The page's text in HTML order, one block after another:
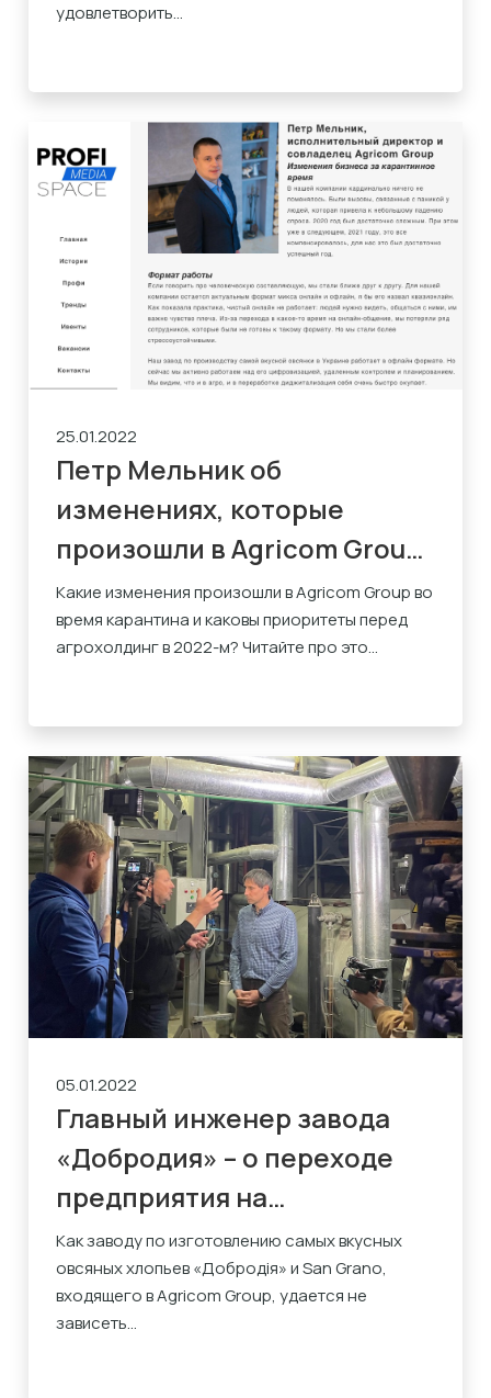
удовлетворить...
25.01.2022
Петр Мельник об
изменениях, которые
произошли в Agricom Group
во время карантина
Какие изменения произошли в Agricom Group во
время карантина и каковы приоритеты перед
агрохолдинг в 2022-м? Читайте про это...
05.01.2022
Главный инженер завода
«Добродия» – о переходе
предприятия на
альтернативную энергию
Как заводу по изготовлению самых вкусных
овсяных хлопьев «Добродія» и San Grano,
входящего в Agricom Group, удается не
зависеть...